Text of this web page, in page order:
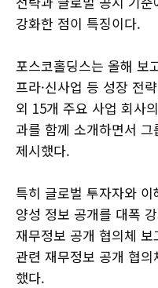
강화한 점이 특징이다.
포스코홀딩스는 올해 보
프라·신사업 등 성장 전
외 15개 주요 사업 회사
과를 함께 소개하면서
제시했다.
특히 글로벌 투자자와
양성 정보 공개를 대폭
재무정보 공개 협의체
관련 재무정보 공개 협
했다.